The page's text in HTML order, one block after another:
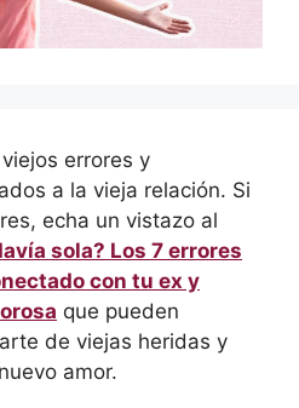
errores y
a la vieja relación. Si
echa un vistazo al
sola? Los 7 errores
con tu ex y
que pueden
de viejas heridas y
amor.